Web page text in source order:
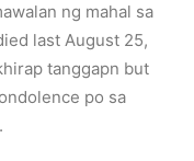
ng mahal sa
last August 25,
tanggapn but
po sa